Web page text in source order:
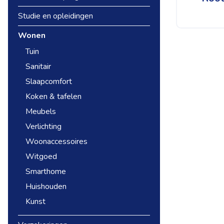
Studie en opleidingen
Wonen
Tuin
Sanitair
Slaapcomfort
Koken & tafelen
Meubels
Verlichting
Woonaccessoires
Witgoed
Smarthome
Huishouden
Kunst